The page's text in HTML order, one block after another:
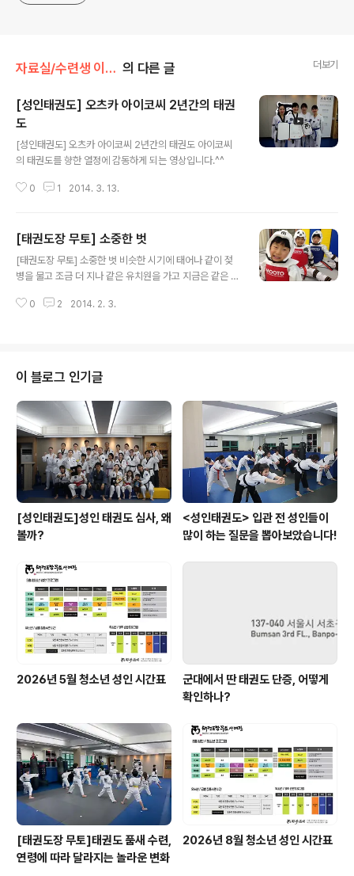
자료실/수련생 이야기(Story of Mooto family) 의 다른 글 더보기
[성인태권도] 오츠카 아이코씨 2년간의 태권
도
[성인태권도] 오츠카 아이코씨 2년간의 태권도 아이코씨
의 태권도를 향한 열정에 감동하게 되는 영상입니다.^^
0 1 2014. 3. 13.
[태권도장 무토] 소중한 벗
[태권도장 무토] 소중한 벗 비슷한 시기에 태어나 같이 젖
병을 물고 조금 더 지나 같은 유치원을 가고 지금은 같은 태
앞으로 계속 함께 할 든든한 벗 입니다. 세상을 살면서 이런
0 2 2014. 2. 3.
이 블로그 인기글
[성인태권도]성인 태권도 심사, 왜
볼까?
<성인태권도> 입관 전 성인들이
많이 하는 질문을 뽑아보았습니다!
2026년 5월 청소년 성인 시간표
군대에서 딴 태권도 단증, 어떻게
확인하나?
[태권도장 무토]태권도 품새 수련,
연령에 따라 달라지는 놀라운 변화
2026년 8월 청소년 성인 시간표